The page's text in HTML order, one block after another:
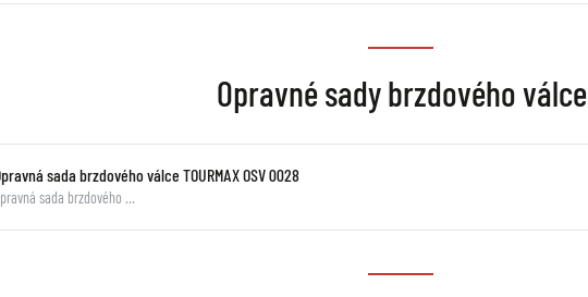
Opravné sady brzdového válce
sada brzdového válce TOURMAX OSV 0028
sada brzdového …